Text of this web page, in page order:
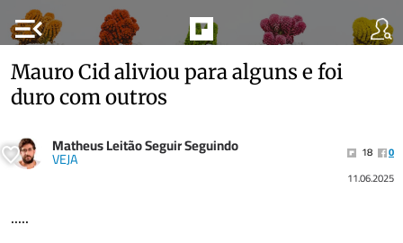
menu_open
Mauro Cid aliviou para alguns e foi
duro com outros
Matheus Leitão Seguir Seguindo
VEJA 18
0
11.06.2025
.....